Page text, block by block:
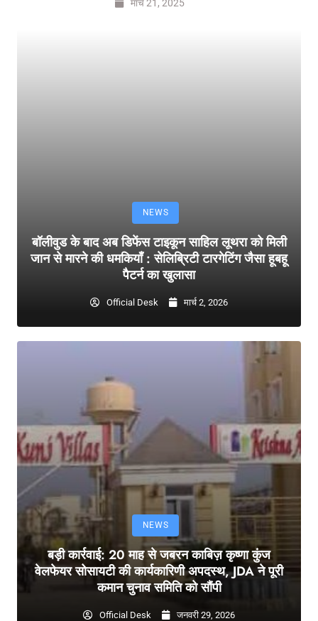
मार्च 21, 2025
NEWS
बॉलीवुड के बाद अब डिफेंस टाइकून साहिल लूथरा को मिली
जान से मारने की धमकियाँ : सेलिब्रिटी टारगेटिंग जैसा हूबहू
पैटर्न का खुलासा
Official Desk मार्च 2, 2026
NEWS
बड़ी कार्रवाई: 20 माह से जबरन काबिज़ कृष्णा कुंज
वेलफेयर सोसायटी की कार्यकारिणी अपदस्थ, JDA ने पूरी
कमान चुनाव समिति को सौंपी
Official Desk जनवरी 29, 2026